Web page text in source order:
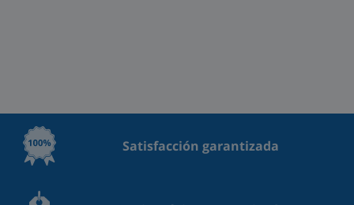
Satisfacción garantizada